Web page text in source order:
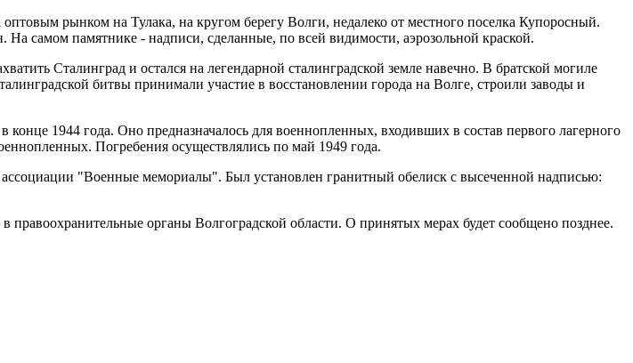
рынком на Тулака, на кругом берегу Волги, недалеко от местного поселка Купоросный.
самом памятнике - надписи, сделанные, по всей видимости, аэрозольной краской.
Сталинград и остался на легендарной сталинградской земле навечно. В братской могиле
битвы принимали участие в восстановлении города на Волге, строили заводы и
1944 года. Оно предназначалось для военнопленных, входивших в состав первого лагерного
Погребения осуществлялись по май 1949 года.
"Военные мемориалы". Был установлен гранитный обелиск с высеченной надписью:
органы Волгоградской области. О принятых мерах будет сообщено позднее.